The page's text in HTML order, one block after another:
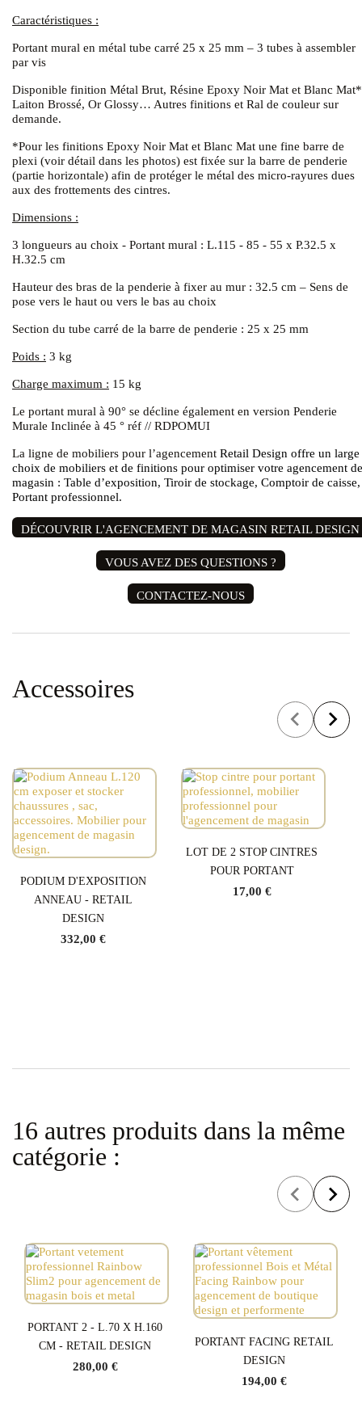
Caractéristiques :
Portant mural en métal tube carré 25 x 25 mm – 3 tubes à assembler
par vis
Disponible finition Métal Brut, Résine Epoxy Noir Mat et Blanc
Laiton Brossé, Or Glossy… Autres finitions et Ral de couleur sur
demande.
*Pour les finitions Epoxy Noir Mat et Blanc Mat une fine barre de
plexi (voir détail dans les photos) est fixée sur la barre de penderie
(partie horizontale) afin de protéger le métal des micro-rayures dues
aux des frottements des cintres.
Dimensions :
3 longueurs au choix - Portant mural : L.115 - 85 - 55 x P.32.5 x
H.32.5 cm
Hauteur des bras de la penderie à fixer au mur : 32.5 cm – Sens de
pose vers le haut ou vers le bas au choix
Section du tube carré de la barre de penderie : 25 x 25 mm
Poids : 3 kg
Charge maximum : 15 kg
Le portant mural à 90° se décline également en version Penderie
Murale Inclinée à 45 ° réf // RDPOMUI
La ligne de mobiliers pour l’agencement Retail Design offre un large
choix de mobiliers et de finitions pour optimiser votre agencement de
magasin : Table d’exposition, Tiroir de stockage, Comptoir de caisse,
Portant professionnel.
DÉCOUVRIR L'AGENCEMENT DE MAGASIN RETAIL DESIGN
VOUS AVEZ DES QUESTIONS ?
CONTACTEZ-NOUS
Accessoires
PODIUM D'EXPOSITION
ANNEAU - RETAIL
DESIGN
332,00 €
LOT DE 2 STOP CINTRES
POUR PORTANT
17,00 €
16 autres produits dans la même
catégorie :
PORTANT 2 - L.70 X H.160
CM - RETAIL DESIGN
280,00 €
PORTANT FACING RETAIL
DESIGN
194,00 €